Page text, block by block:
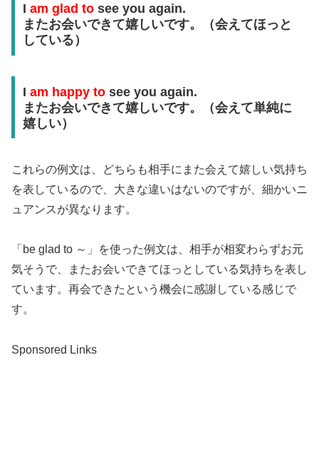
I am glad tosee you again.
またお会いできて嬉しいです。（会えてほっと
している）
I am happy tosee you again.
またお会いできて嬉しいです。（会えて単純に
嬉しい）
これらの例文は、どちらも相手にまた会えて嬉しい気持ち
を表しているので、大きな違いはないのですが、細かいニ
ュアンスが異なります。
「be glad to ～」を使った例文は、相手が相変わらずお元
気そうで、またお会いできてほっとしている気持ちを表し
ています。再会できたという機会に感謝している感じで
す。
Sponsored Links